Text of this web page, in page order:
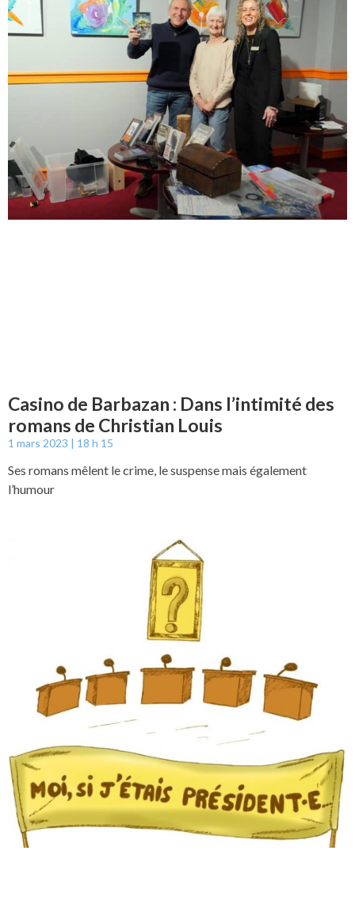
Casino de Barbazan : Dans l’intimité des
romans de Christian Louis
1 mars 2023 18 h 15
Ses romans mêlent le crime, le suspense mais également
l’humour